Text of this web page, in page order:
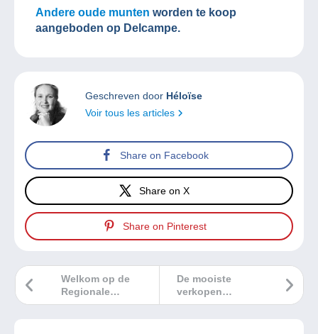
Andere oude munten worden te koop
aangeboden op Delcampe.
Geschreven door Héloïse
Voir tous les articles
Share on Facebook
Share on X
Share on Pinterest
De mooiste
verkopen
Delcampe
Welkom op de
Regionale
Filatelistische